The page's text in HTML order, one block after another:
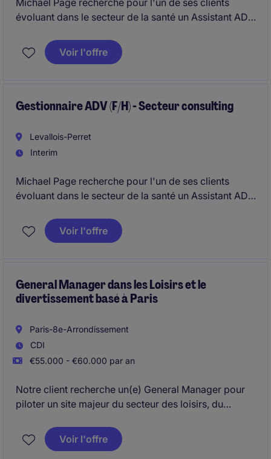
Michael Page recherche pour l'un de ses clients
évoluant dans le secteur de la santé un Assistant ADV
Voir l'offre
Gestionnaire ADV (F/H) - Secteur consulting
Levallois-Perret
Interim
Michael Page recherche pour l'un de ses clients
évoluant dans le secteur de la santé un Assistant ADV
Voir l'offre
General Manager dans les Loisirs et le
divertissement basé à Paris
Paris-8e-Arrondissement
CDI
€55.000 - €60.000 par an
Notre client recherche un(e) General Manager pour
piloter un site majeur du secteur des loisirs, du
Paris. Rattaché(e) à une direction internationale, vous
serez responsable de la performance opérationnelle,
Voir l'offre